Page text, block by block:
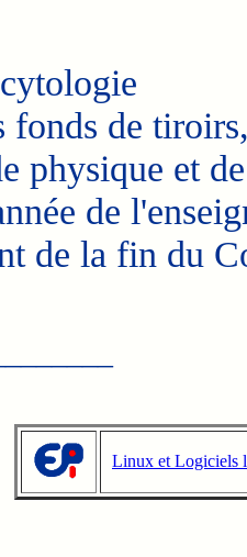
fonds de
physique et
de
de la fin du
Linux et Logiciels